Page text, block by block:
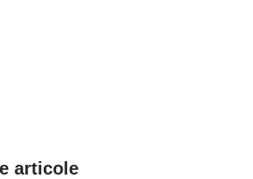
articole